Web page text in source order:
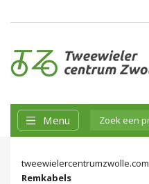
Menu
tweewielercentrumzwolle.com
Remkabels